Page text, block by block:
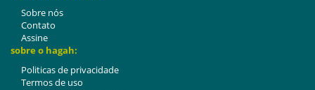
Sobre nós
Contato
Assine
sobre o hagah:
Politicas de privacidade
Termos de uso